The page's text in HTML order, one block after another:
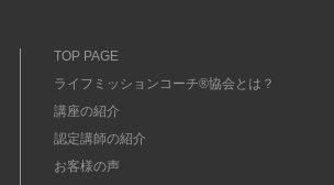
TOP PAGE
ライフミッションコーチ®協会とは？
講座の紹介
認定講師の紹介
お客様の声